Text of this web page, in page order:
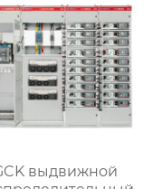
выдвижной